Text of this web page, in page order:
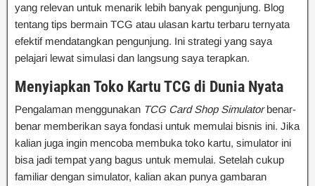
yang relevan untuk menarik lebih banyak pengunjung. Blog
tentang tips bermain TCG atau ulasan kartu terbaru ternyata
efektif mendatangkan pengunjung. Ini strategi yang saya
pelajari lewat simulasi dan langsung saya terapkan.
Menyiapkan Toko Kartu TCG di Dunia Nyata
Pengalaman menggunakan TCG Card Shop Simulatorbenar-
benar memberikan saya fondasi untuk memulai bisnis ini. Jika
kalian juga ingin mencoba membuka toko kartu, simulator ini
bisa jadi tempat yang bagus untuk memulai. Setelah cukup
familiar dengan simulator, kalian akan punya gambaran